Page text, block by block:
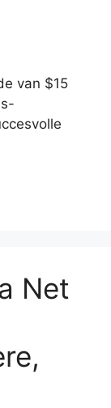
van $15
Net